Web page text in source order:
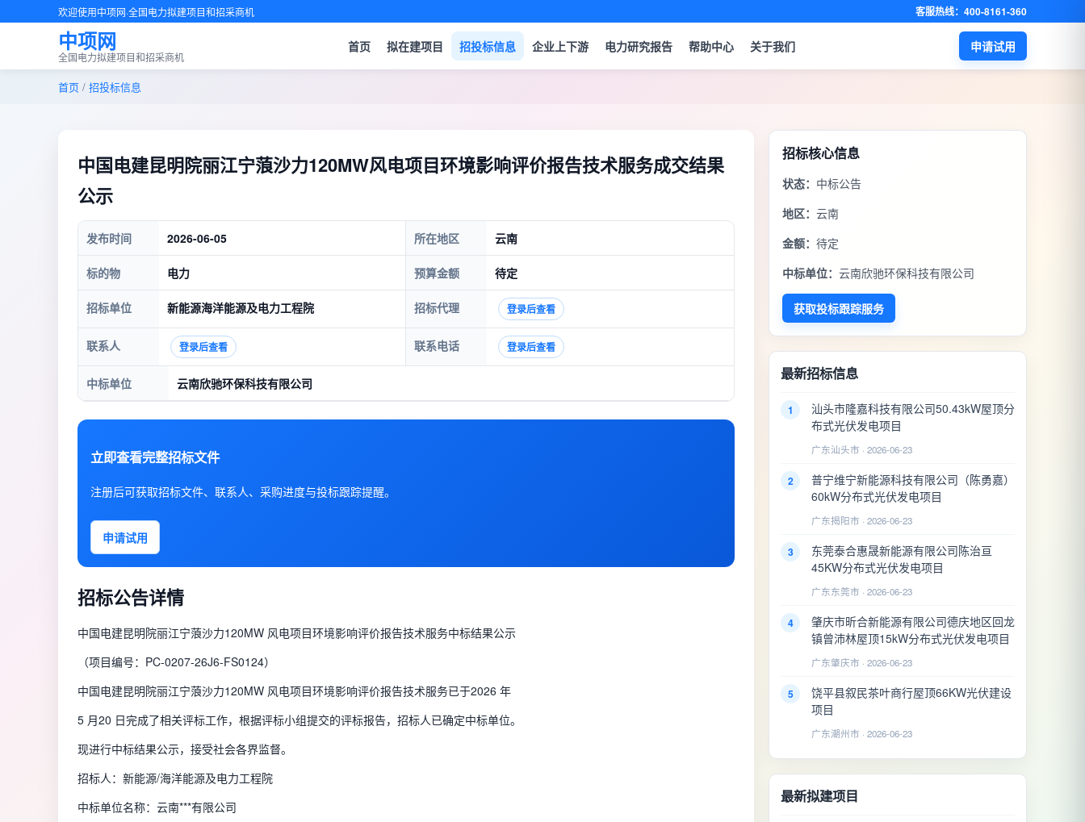
欢迎使用中项网·全国电力拟建项目和招采商机 客服热线：400-8161-360
中项网
全国电力拟建项目和招采商机
首页 拟在建项目 招投标信息 企业上下游 电力研究报告 帮助中心 关于我们 申请试用
首页 / 招投标信息
中国电建昆明院丽江宁蒗沙力120MW风电项目环境影响评价报告技术服务成交结果
公示
发布时间 2026-06-05 所在地区 云南
标的物 电力 预算金额 待定
招标单位 新能源海洋能源及电力工程院 招标代理 登录后查看
联系人 登录后查看 联系电话 登录后查看
中标单位 云南欣驰环保科技有限公司
立即查看完整招标文件
注册后可获取招标文件、联系人、采购进度与投标跟踪提醒。
申请试用
招标公告详情
中国电建昆明院丽江宁蒗沙力120MW 风电项目环境影响评价报告技术服务中标结果公示
（项目编号：PC-0207-26J6-FS0124）
中国电建昆明院丽江宁蒗沙力120MW 风电项目环境影响评价报告技术服务已于2026 年
5 月20 日完成了相关评标工作，根据评标小组提交的评标报告，招标人已确定中标单位。
现进行中标结果公示，接受社会各界监督。
招标人：新能源/海洋能源及电力工程院
中标单位名称：云南***有限公司
招标核心信息
状态： 中标公告
地区： 云南
金额： 待定
中标单位： 云南欣驰环保科技有限公司
获取投标跟踪服务
最新招标信息
1
汕头市隆嘉科技有限公司50.43kW屋顶分
布式光伏发电项目
广东汕头市 · 2026-06-23
2
普宁维宁新能源科技有限公司（陈勇嘉）
60kW分布式光伏发电项目
广东揭阳市 · 2026-06-23
3
东莞泰合惠晟新能源有限公司陈治亘
45KW分布式光伏发电项目
广东东莞市 · 2026-06-23
4
肇庆市昕合新能源有限公司德庆地区回龙
镇曾沛林屋顶15kW分布式光伏发电项目
广东肇庆市 · 2026-06-23
5
饶平县叙民茶叶商行屋顶66KW光伏建设
项目
广东潮州市 · 2026-06-23
最新拟建项目